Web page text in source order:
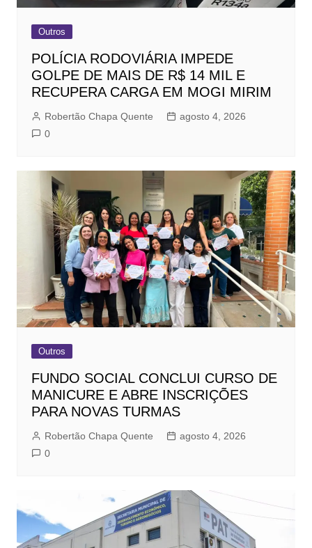
Outros
POLÍCIA RODOVIÁRIA IMPEDE
GOLPE DE MAIS DE R$ 14 MIL E
RECUPERA CARGA EM MOGI MIRIM
Robertão Chapa Quente
agosto 4, 2026
0
Outros
FUNDO SOCIAL CONCLUI CURSO DE
MANICURE E ABRE INSCRIÇÕES
PARA NOVAS TURMAS
Robertão Chapa Quente
agosto 4, 2026
0